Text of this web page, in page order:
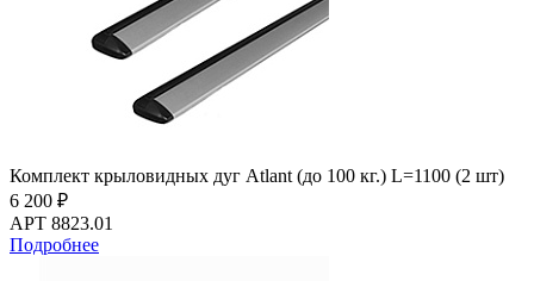
Комплект крыловидных дуг Atlant (до 100 кг.) L=1100 (2 шт)
6 200 ₽
АРТ 8823.01
Подробнее